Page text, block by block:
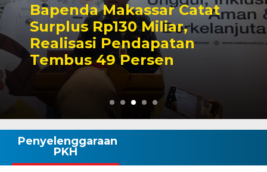
Bapenda Makassar Catat
Surplus Rp130 Miliar,
Realisasi Pendapatan
Tembus 49 Persen
Penyelenggaraan
PKH